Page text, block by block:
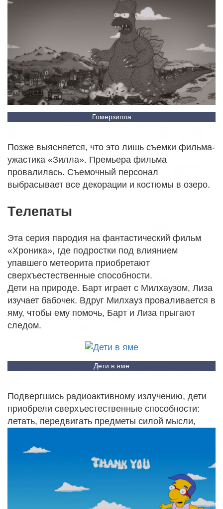
Гомерзилла
Позже выясняется, что это лишь съемки фильма-
ужастика «Зилла». Премьера фильма
провалилась. Съемочный персонал
выбрасывает все декорации и костюмы в озеро.
Телепаты
Эта серия пародия на фантастический фильм
«Хроника», где подростки под влиянием
упавшего метеорита приобретают
сверхъестественные способности.
Дети на природе. Барт играет с Милхаузом, Лиза
изучает бабочек. Вдруг Милхауз проваливается в
яму, чтобы ему помочь, Барт и Лиза прыгают
следом.
Дети в яме
Подвергшись радиоактивному излучению, дети
приобрели сверхъестественные способности:
летать, передвигать предметы силой мысли,